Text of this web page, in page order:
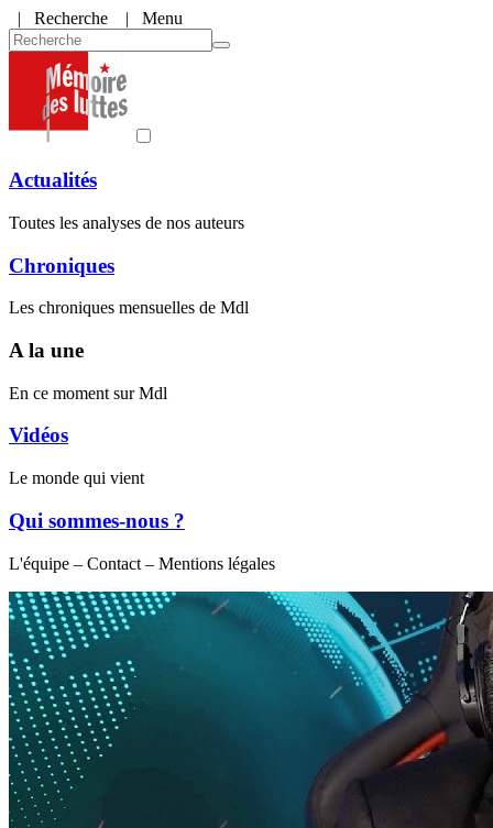
| Recherche | Menu
Actualités
Toutes les analyses de nos auteurs
Chroniques
Les chroniques mensuelles de Mdl
A la une
En ce moment sur Mdl
Vidéos
Le monde qui vient
Qui sommes-nous ?
L'équipe – Contact – Mentions légales